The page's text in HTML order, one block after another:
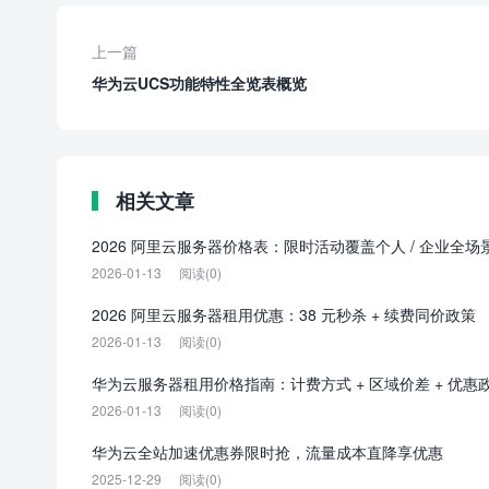
上一篇
华为云UCS功能特性全览表概览
相关文章
2026 阿里云服务器价格表：限时活动覆盖个人 / 企业全场
2026-01-13 阅读(0)
2026 阿里云服务器租用优惠：38 元秒杀 + 续费同价政策
2026-01-13 阅读(0)
华为云服务器租用价格指南：计费方式 + 区域价差 + 优惠
2026-01-13 阅读(0)
华为云全站加速优惠券限时抢，流量成本直降享优惠
2025-12-29 阅读(0)